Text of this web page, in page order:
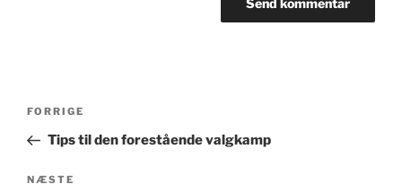
Indlægsnavigation
Forrige
indlæg
FORRIGE
Tips til den forestående valgkamp
Næste
NÆSTE